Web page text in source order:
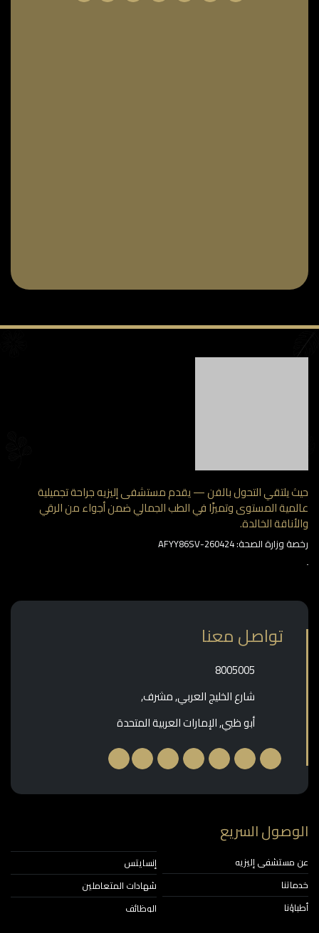
حيث يلتقي التحول بالفن — يقدم مستشفى إليزيه جراحة تجميلية
عالمية المستوى وتميزًا في الطب الجمالي ضمن أجواء من الرقي
والأناقة الخالدة.
رخصة وزارة الصحة: AFYY86SV-260424
تواصل معنا
‎8005005‎
شارع الخليج العربي, مشرف,
أبو ظبي, الإمارات العربية المتحدة
الوصول السريع
عن مستشفى إليزيه
خدماتنا
أطباؤنا
إنسايتس
شهادات المتعاملين
الوظائف